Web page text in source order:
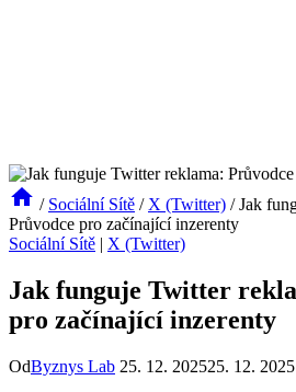
/ Sociální Sítě / X (Twitter) / Jak
Průvodce pro začínající inzerenty
Sociální Sítě | X (Twitter)
Jak funguje Twitter
pro začínající inzerenty
OdByznys Lab 25. 12. 202525. 12. 2025